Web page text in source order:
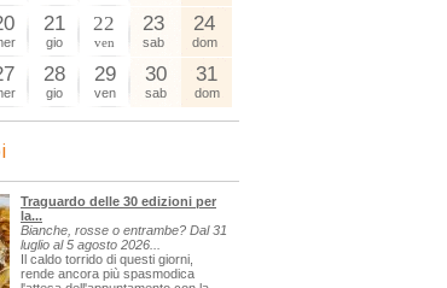
21
gio
22
ven
23
sab
24
dom
28
gio
29
ven
30
sab
31
dom
Traguardo delle 30 edizioni per
la...
Bianche, rosse o entrambe? Dal 31
luglio al 5 agosto 2026...
Il caldo torrido di questi giorni,
rende ancora più spasmodica